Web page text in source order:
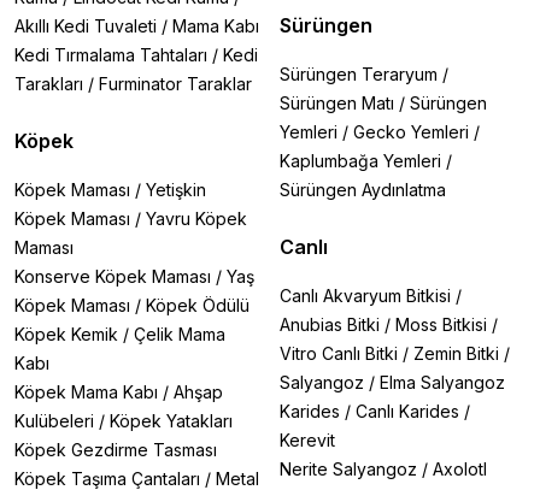
Akıllı Kedi Tuvaleti / Mama Kabı
Kedi Tırmalama Tahtaları / Kedi
Tarakları / Furminator Taraklar
Köpek
Köpek Maması / Yetişkin
Köpek Maması / Yavru Köpek
Maması
Konserve Köpek Maması / Yaş
Köpek Maması / Köpek Ödülü
Köpek Kemik / Çelik Mama
Kabı
Köpek Mama Kabı / Ahşap
Kulübeleri / Köpek Yatakları
Köpek Gezdirme Tasması
Köpek Taşıma Çantaları / Metal
Sürüngen
Sürüngen Teraryum /
Sürüngen Matı / Sürüngen
Yemleri / Gecko Yemleri /
Kaplumbağa Yemleri /
Sürüngen Aydınlatma
Canlı
Canlı Akvaryum Bitkisi /
Anubias Bitki / Moss Bitkisi /
Vitro Canlı Bitki / Zemin Bitki /
Salyangoz / Elma Salyangoz
Karides / Canlı Karides /
Kerevit
Nerite Salyangoz / Axolotl